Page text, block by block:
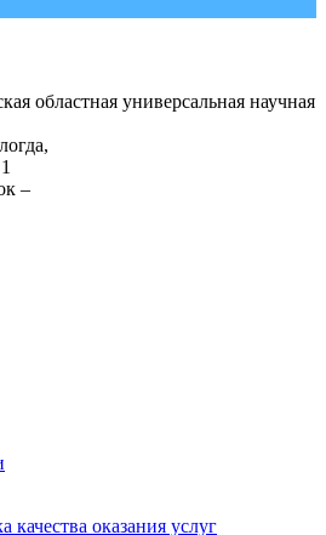
областная универсальная научная
–
качества оказания услуг